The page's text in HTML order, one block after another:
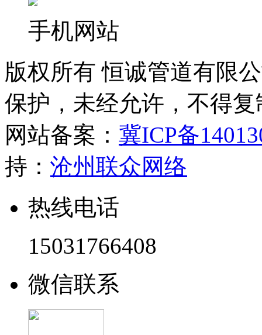
手机网站
版权所有 恒诚管道有限
保护，未经允许，不得
网站备案： 冀ICP备
持： 沧州联众网络
热线电话
15031766408
微信联系